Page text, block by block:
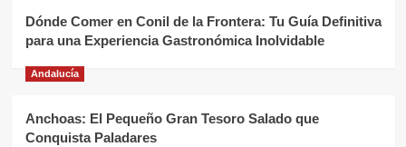
Dónde Comer en Conil de la Frontera: Tu Guía Definitiva
para una Experiencia Gastronómica Inolvidable
Andalucía
Anchoas: El Pequeño Gran Tesoro Salado que
Conquista Paladares